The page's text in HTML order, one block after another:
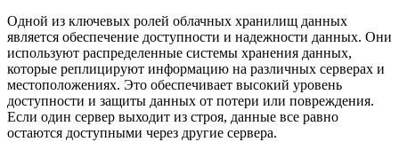
Одной из ключевых ролей облачных хранилищ данных
является обеспечение доступности и надежности данных. Они
используют распределенные системы хранения данных,
которые реплицируют информацию на различных серверах и
местоположениях. Это обеспечивает высокий уровень
доступности и защиты данных от потери или повреждения.
Если один сервер выходит из строя, данные все равно
остаются доступными через другие сервера.